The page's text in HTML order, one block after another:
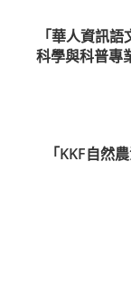
「華人資訊
科學與科普專
「KKF自然